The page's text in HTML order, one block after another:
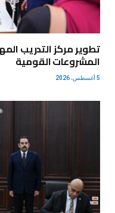
المشروعات القومية
5 أغسطس، 2026